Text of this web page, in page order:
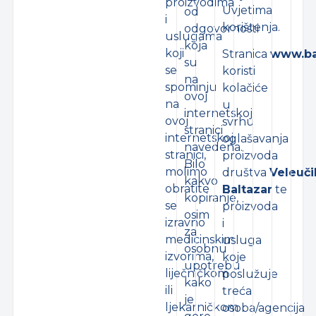
i
uslugama
koji
se
spominju
na
ovoj
internetskoj
stranici,
molimo
obratite
se
izravno
medicinskim
izvorima,
liječničkom
ili
ljekarničkom
od
odgovornosti
koja
su
na
ovoj
internetskoj
stranici
navedena.
Bilo
kakvo
kopiranje,
osim
za
osobnu
upotrebu
kako
je
Uvjetima
korištenja.
Stranica
koristi
kolačiće
u
svrhu
oglašavanja
proizvoda
društva
Baltazar te
proizvoda
i
usluga
koje
poslužuje
treća
osoba/agencija